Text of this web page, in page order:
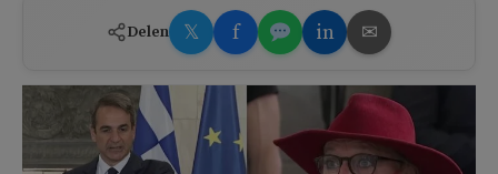
Delen 𝕏 f in ✉